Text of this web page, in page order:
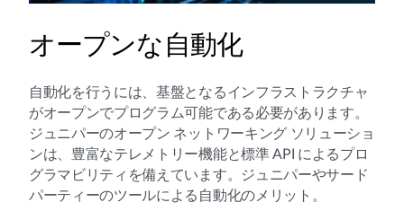
オープンな自動化
自動化を行うには、基盤となるインフラストラクチャ
がオープンでプログラム可能である必要があります。
ジュニパーのオープン ネットワーキング ソリューショ
ンは、豊富なテレメトリー機能と標準 API によるプロ
グラマビリティを備えています。ジュニパーやサード
パーティーのツールによる自動化のメリット。